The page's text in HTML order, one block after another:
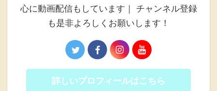
心に動画配信もしています｜ チャンネル登録
も是非よろしくお願いします！
詳しいプロフィールはこちら